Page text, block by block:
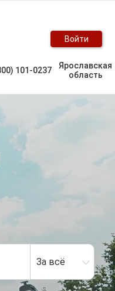
Войти
101-0237
Ярославская
область
За всё